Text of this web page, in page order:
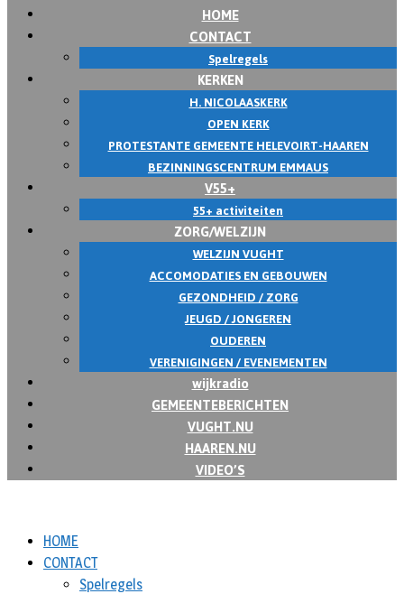
HOME
CONTACT
Spelregels
KERKEN
H. NICOLAASKERK
OPEN KERK
PROTESTANTE GEMEENTE HELEVOIRT-HAAREN
BEZINNINGSCENTRUM EMMAUS
V55+
55+ activiteiten
ZORG/WELZIJN
WELZIJN VUGHT
ACCOMODATIES EN GEBOUWEN
GEZONDHEID / ZORG
JEUGD / JONGEREN
OUDEREN
VERENIGINGEN / EVENEMENTEN
wijkradio
GEMEENTEBERICHTEN
VUGHT.NU
HAAREN.NU
VIDEO’S
HOME
CONTACT
Spelregels